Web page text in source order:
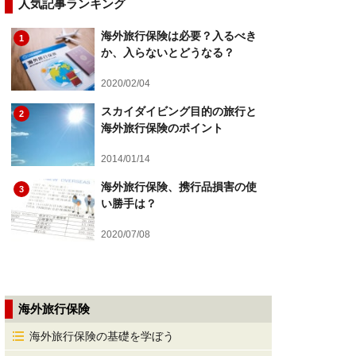
人気記事ランキング
1
海外旅行保険は必要？入るべき
か、入らないとどうなる？
2020/02/04
2
スカイダイビング目的の旅行と
海外旅行保険のポイント
2014/01/14
3
海外旅行保険、携行品損害の使
い勝手は？
2020/07/08
海外旅行保険
海外旅行保険の基礎を学ぼう